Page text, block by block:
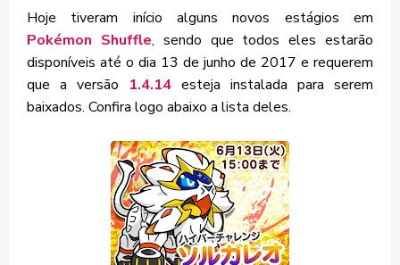
Hoje tiveram início alguns novos estágios em
Pokémon Shuffle, sendo que todos eles estarão
disponíveis até o dia 13 de junho de 2017 e requerem
que a versão 1.4.14 esteja instalada para serem
baixados. Confira logo abaixo a lista deles.